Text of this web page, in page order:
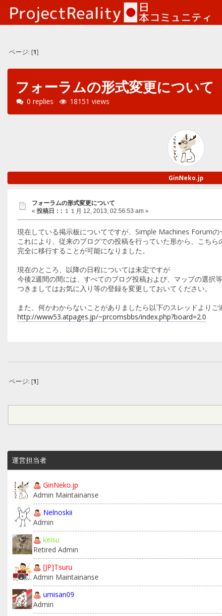
ページ: [1]
フォーラムの形式変更について
0 replies 18151 views
GinNeko.jp
フォーラムの形式変更について
« 投稿日：: １１月 12, 2013, 02:56:53 am »
現在している掲示板についてですが、Simple Machines Forum
これにより、従来のブログでの投稿を行っていた形から、こちら
完全に移行することが可能になりました。
現在のところ、以降の日程については未定ですが
今後2週間の間には、すべてのブログ投稿および、マップの選択
つきましてはお気に入り等の登録を変更しておいてください。
また、何かわからないことがありましたら以下のスレッドよりご
http://www53.atpages.jp/~prcomsbbs/index.php?board=2.0
ページ: [1]
運営担当者
GinNeko.jp
Admin Maintainanse
Nelnoskii
Admin
keisu
Retired Admin
[JP]Tsuru
Admin Maintainanse
umisan09
Admin